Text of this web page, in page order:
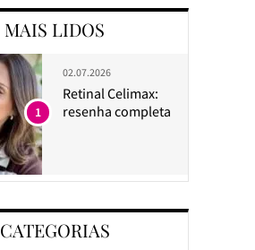
MAIS LIDOS
02.07.2026
Retinal Celimax:
resenha completa
1
CATEGORIAS